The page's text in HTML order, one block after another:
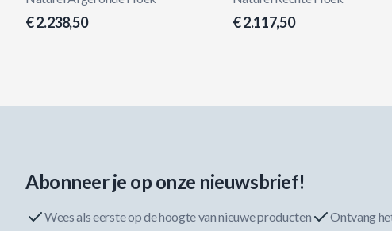
€ 2.238,50 € 2.117,50
Abonneer je op onze nieuwsbrief!
Wees als eerste op de hoogte van nieuwe producten Ontvang